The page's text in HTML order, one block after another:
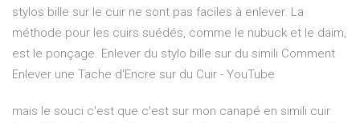
stylos bille sur le cuir ne sont pas faciles à enlever. La
méthode pour les cuirs suédés, comme le nubuck et le daim,
est le ponçage. Enlever du stylo bille sur du simili Comment
Enlever une Tache d'Encre sur du Cuir - YouTube
mais le souci c'est que c'est sur mon canapé en simili cuir